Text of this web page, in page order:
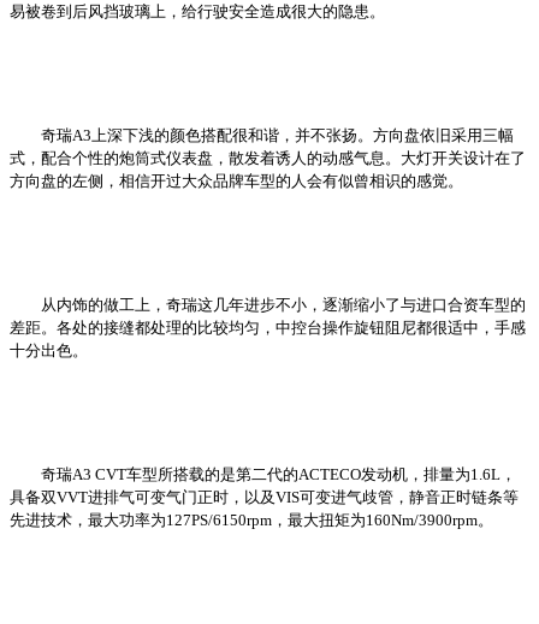
易被卷到后风挡玻璃上，给行驶安全造成很大的隐患。
奇瑞A3上深下浅的颜色搭配很和谐，并不张扬。方向盘依旧采用三幅
式，配合个性的炮筒式仪表盘，散发着诱人的动感气息。大灯开关设计在了
方向盘的左侧，相信开过大众品牌车型的人会有似曾相识的感觉。
从内饰的做工上，奇瑞这几年进步不小，逐渐缩小了与进口合资车型的
差距。各处的接缝都处理的比较均匀，中控台操作旋钮阻尼都很适中，手感
十分出色。
奇瑞A3 CVT车型所搭载的是第二代的ACTECO发动机，排量为1.6L，
具备双VVT进排气可变气门正时，以及VIS可变进气歧管，静音正时链条等
先进技术，最大功率为127PS/6150rpm，最大扭矩为160Nm/3900rpm。